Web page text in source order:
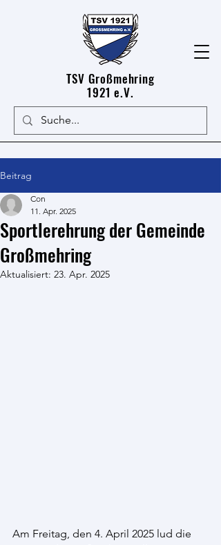
TSV Großmehring
1921 e.V.
Beitrag
Sportlerehrung der Gemeinde
Großmehring
Con
11. Apr. 2025
Aktualisiert: 23. Apr. 2025
Am Freitag, den 4. April 2025 lud die